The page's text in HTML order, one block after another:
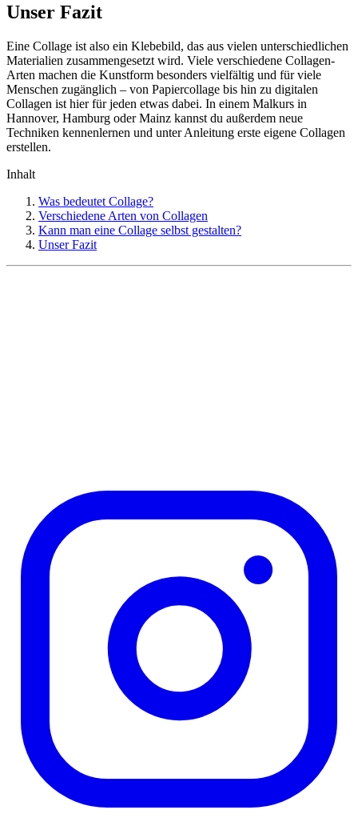
Unser Fazit
Eine Collage ist also ein Klebebild, das aus vielen unterschiedlichen
Materialien zusammengesetzt wird. Viele verschiedene Collagen-
Arten machen die Kunstform besonders vielfältig und für viele
Menschen zugänglich – von Papiercollage bis hin zu digitalen
Collagen ist hier für jeden etwas dabei. In einem Malkurs in
Hannover, Hamburg oderMainz kannst du außerdem neue
Techniken kennenlernen und unter Anleitung erste eigene Collagen
erstellen.
Inhalt
Was bedeutet Collage?
Verschiedene Arten von Collagen
Kann man eine Collage selbst gestalten?
Unser Fazit